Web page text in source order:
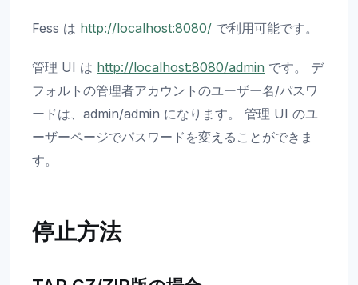
Fess は http://localhost:8080/ で利用可能です。
管理 UI は http://localhost:8080/admin です。 デ
フォルトの管理者アカウントのユーザー名/パスワ
ードは、admin/admin になります。 管理 UI のユ
ーザーページでパスワードを変えることができま
す。
停止方法